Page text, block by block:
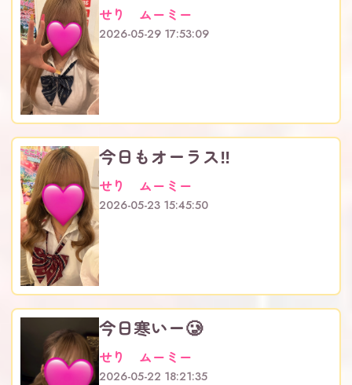
せり ムーミー
2026-05-29 17:53:09
今日もオーラス‼️
せり ムーミー
2026-05-23 15:45:50
今日寒いー🥲
せり ムーミー
2026-05-22 18:21:35